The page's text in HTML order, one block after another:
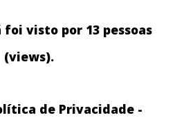
foi visto por 13 pessoas
(views).
de Privacidade -